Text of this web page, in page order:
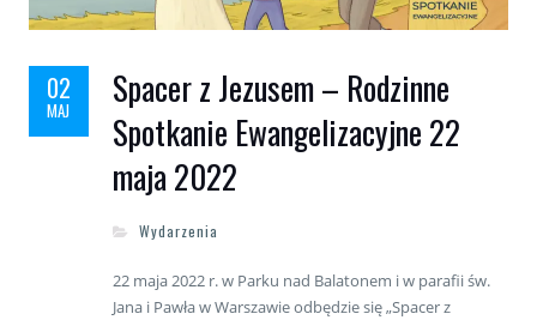
02
MAJ
Spacer z Jezusem – Rodzinne
Spotkanie Ewangelizacyjne 22
maja 2022
Wydarzenia
22 maja 2022 r. w Parku nad Balatonem i w parafii św.
Jana i Pawła w Warszawie odbędzie się „Spacer z